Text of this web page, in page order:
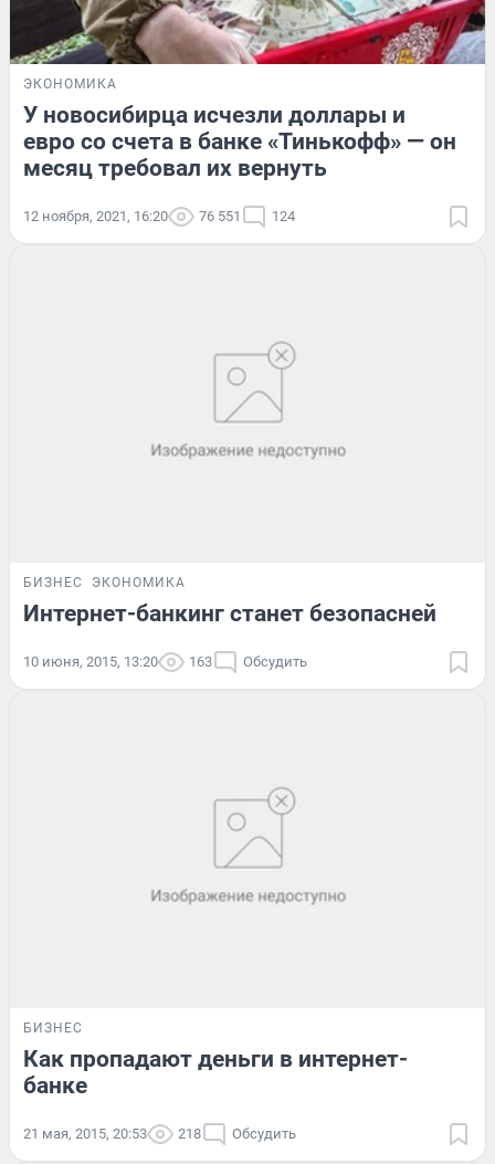
ЭКОНОМИКА
У новосибирца исчезли доллары и
евро со счета в банке «Тинькофф» — он
месяц требовал их вернуть
12 ноября, 2021, 16:20 76 551 124
БИЗНЕС ЭКОНОМИКА
Интернет-банкинг станет безопасней
10 июня, 2015, 13:20 163 Обсудить
БИЗНЕС
Как пропадают деньги в интернет-
банке
21 мая, 2015, 20:53 218 Обсудить